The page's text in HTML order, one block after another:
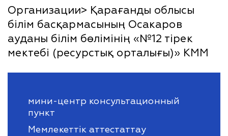
Организации> Қарағанды облысы
білім басқармасының Осакаров
ауданы білім бөлімінің «№12 тірек
мектебі (ресурстық орталығы)» КММ
мини-центр консультационный
пункт
Мемлекеттік аттестаттау